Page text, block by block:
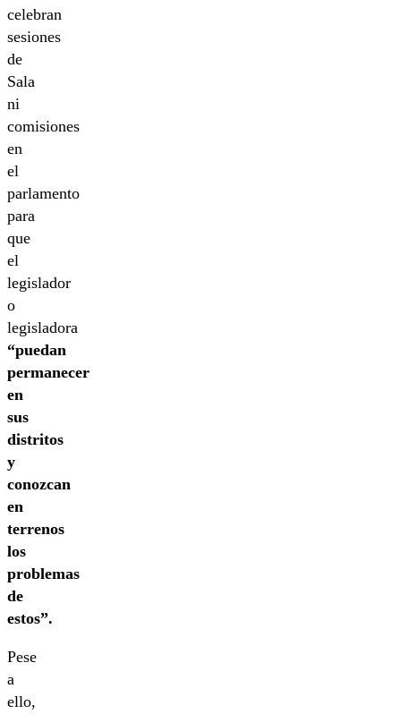
celebran
sesiones
de
Sala
ni
comisiones
en
el
parlamento
para
que
el
legislador
o
legisladora
“puedan
permanecer
en
sus
distritos
y
conozcan
en
terrenos
los
problemas
de
estos”.
Pese
a
ello,